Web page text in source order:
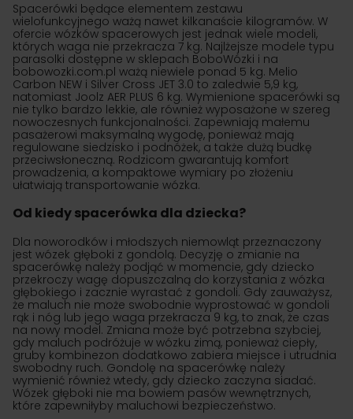
Spacerówki będące elementem zestawu
wielofunkcyjnego ważą nawet kilkanaście kilogramów. W
ofercie wózków spacerowych jest jednak wiele modeli,
których waga nie przekracza 7 kg. Najlżejsze modele typu
parasolki dostępne w sklepach BoboWózki i na
bobowozki.com.pl ważą niewiele ponad 5 kg. Melio
Carbon NEW i Silver Cross JET 3.0 to zaledwie 5,9 kg,
natomiast Joolz AER PLUS 6 kg. Wymienione spacerówki są
nie tylko bardzo lekkie, ale również wyposażone w szereg
nowoczesnych funkcjonalności. Zapewniają małemu
pasażerowi maksymalną wygodę, ponieważ mają
regulowane siedzisko i podnóżek, a także dużą budkę
przeciwsłoneczną. Rodzicom gwarantują komfort
prowadzenia, a kompaktowe wymiary po złożeniu
ułatwiają transportowanie wózka.
Od kiedy spacerówka dla dziecka?
Dla noworodków i młodszych niemowląt przeznaczony
jest wózek głęboki z gondolą. Decyzję o zmianie na
spacerówkę należy podjąć w momencie, gdy dziecko
przekroczy wagę dopuszczalną do korzystania z wózka
głębokiego i zacznie wyrastać z gondoli. Gdy zauważysz,
że maluch nie może swobodnie wyprostować w gondoli
rąk i nóg lub jego waga przekracza 9 kg, to znak, że czas
na nowy model. Zmiana może być potrzebna szybciej,
gdy maluch podróżuje w wózku zimą, ponieważ ciepły,
gruby kombinezon dodatkowo zabiera miejsce i utrudnia
swobodny ruch. Gondolę na spacerówkę należy
wymienić również wtedy, gdy dziecko zaczyna siadać.
Wózek głęboki nie ma bowiem pasów wewnętrznych,
które zapewniłyby maluchowi bezpieczeństwo.